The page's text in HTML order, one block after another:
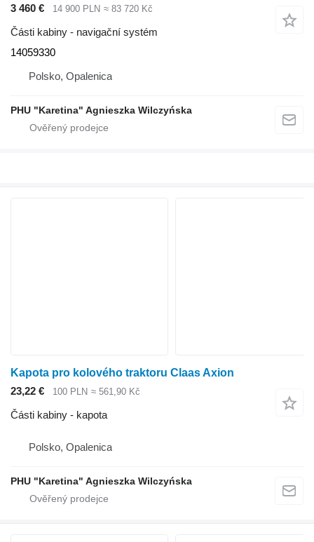
3 460 € 14 900 PLN ≈ 83 720 Kč
Části kabiny - navigační systém
14059330
Polsko, Opalenica
PHU "Karetina" Agnieszka Wilczyńska
Kapota pro kolového traktoru Claas Axion
23,22 €
100 PLN ≈ 561,90 Kč
Části kabiny - kapota
Polsko, Opalenica
PHU "Karetina" Agnieszka Wilczyńska